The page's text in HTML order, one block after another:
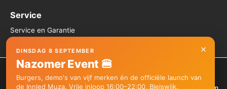
Service
Service en Garantie
Algemene voorwaarden
We gebruiken cookies om je de beste ervaring op onze site te
bieden.
×
DINSDAG 8 SEPTEMBER
Nazomer Event 🍔
Burgers, demo's van vijf merken én de officiële launch van
de Innled Muza. Vrije inloop 16:00–22:00, Bleiswijk.